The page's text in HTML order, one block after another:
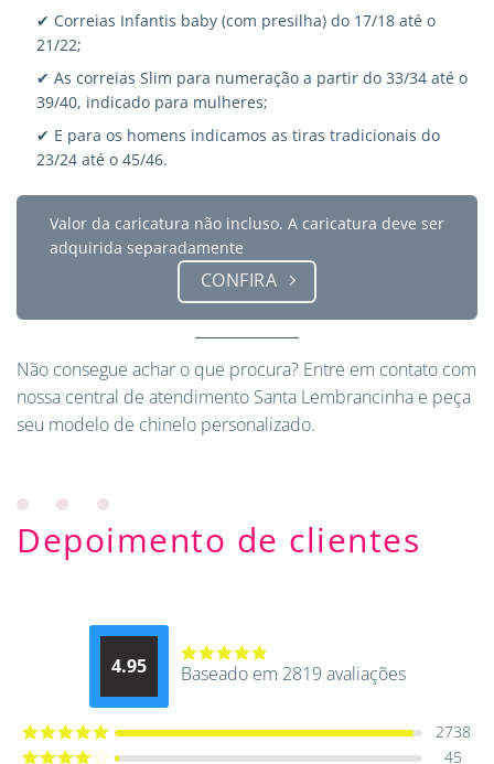
✔ Correias Infantis baby (com presilha) do 17/18 até o
21/22;
✔ As correias Slim para numeração a partir do 33/34 até o
39/40, indicado para mulheres;
✔ E para os homens indicamos as tiras tradicionais do
23/24 até o 45/46.
Valor da caricatura não incluso. A caricatura deve ser
adquirida separadamente
CONFIRA
Não consegue achar o que procura? Entre em contato com
nossa central de atendimento Santa Lembrancinha e peça
seu modelo de chinelo personalizado.
Depoimento de clientes
4.95
Avaliação
Baseado em 2819 avaliações
Avaliação5
2738
45